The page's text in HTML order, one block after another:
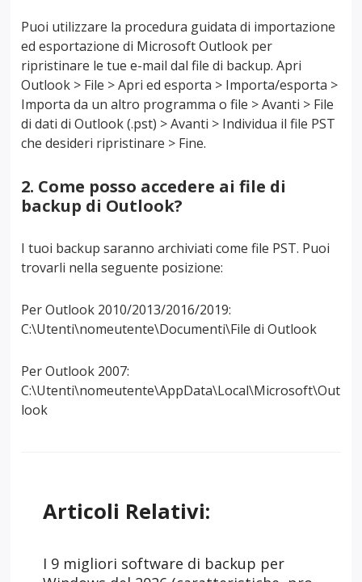
Puoi utilizzare la procedura guidata di importazione
ed esportazione di Microsoft Outlook per
ripristinare le tue e-mail dal file di backup. Apri
Outlook > File > Apri ed esporta > Importa/esporta >
Importa da un altro programma o file > Avanti > File
di dati di Outlook (.pst) > Avanti > Individua il file PST
che desideri ripristinare > Fine.
2. Come posso accedere ai file di
backup di Outlook?
I tuoi backup saranno archiviati come file PST. Puoi
trovarli nella seguente posizione:
Per Outlook 2010/2013/2016/2019:
C:\Utenti\nomeutente\Documenti\File di Outlook
Per Outlook 2007:
C:\Utenti\nomeutente\AppData\Local\Microsoft\Out
look
Articoli Relativi:
I 9 migliori software di backup per